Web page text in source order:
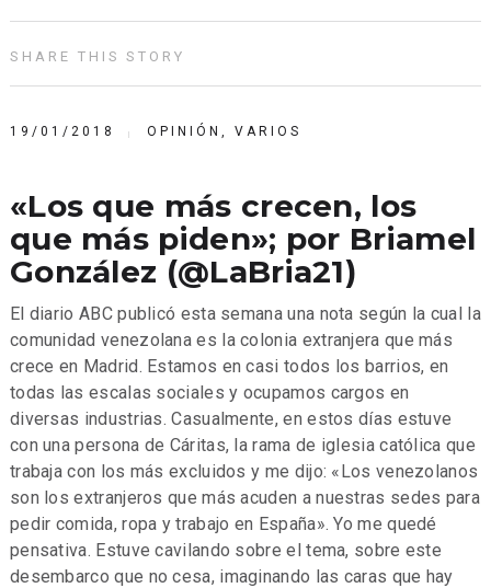
SHARE THIS STORY
19/01/2018 OPINIÓN,VARIOS
«Los que más crecen, los
que más piden»; por Briamel
González (@LaBria21)
El diario ABC publicó esta semana una nota según la cual la
comunidad venezolana es la colonia extranjera que más
crece en Madrid. Estamos en casi todos los barrios, en
todas las escalas sociales y ocupamos cargos en
diversas industrias. Casualmente, en estos días estuve
con una persona de Cáritas, la rama de iglesia católica que
trabaja con los más excluidos y me dijo: «Los venezolanos
son los extranjeros que más acuden a nuestras sedes para
pedir comida, ropa y trabajo en España». Yo me quedé
pensativa. Estuve cavilando sobre el tema, sobre este
desembarco que no cesa, imaginando las caras que hay